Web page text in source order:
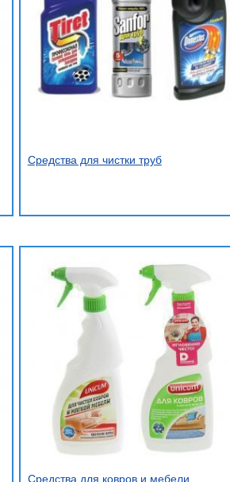
Средства для чистки труб
Средства для ковров и мебели